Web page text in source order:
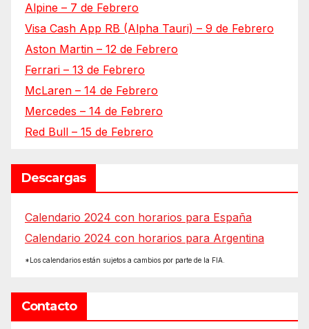
Alpine – 7 de Febrero
Visa Cash App RB (Alpha Tauri) – 9 de Febrero
Aston Martin – 12 de Febrero
Ferrari – 13 de Febrero
McLaren – 14 de Febrero
Mercedes – 14 de Febrero
Red Bull – 15 de Febrero
Descargas
Calendario 2024 con horarios para España
Calendario 2024 con horarios para Argentina
*Los calendarios están sujetos a cambios por parte de la FIA.
Contacto